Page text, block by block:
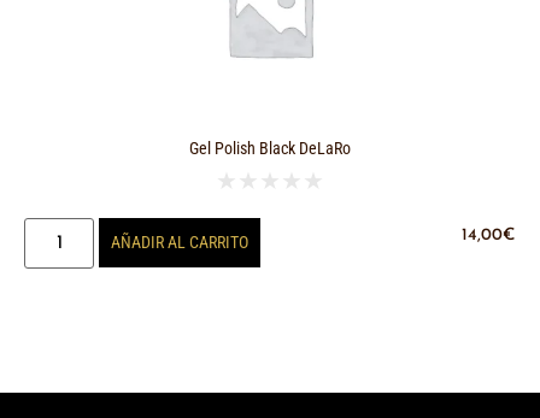
Gel Polish Black DeLaRo
★ ★ ★ ★ ★
14,00€
AÑADIR AL CARRITO